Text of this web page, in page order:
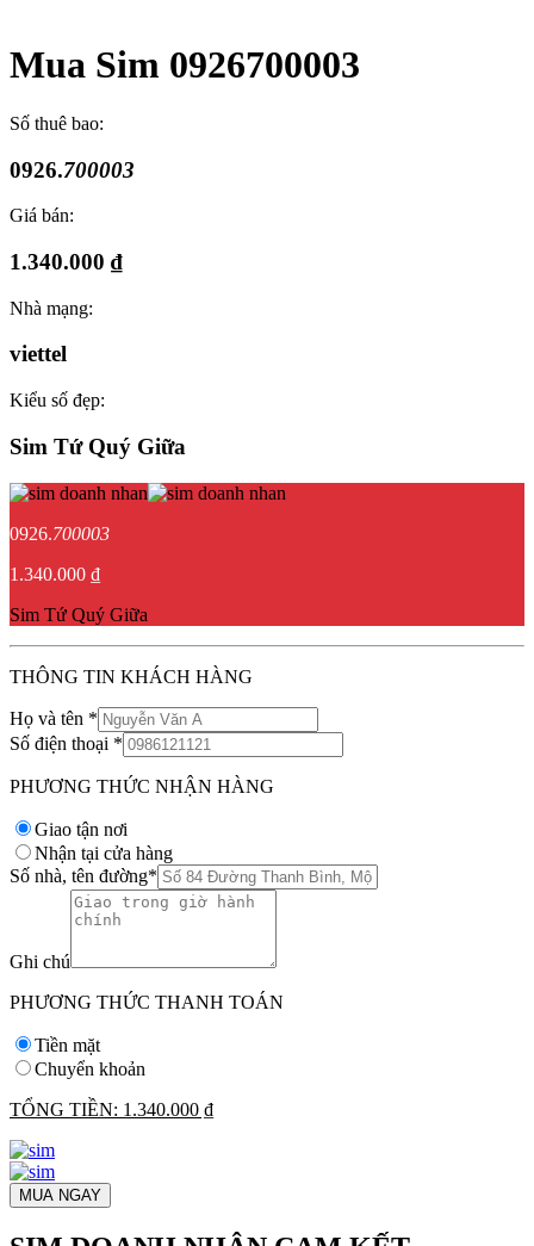
Mua Sim 0926700003
Số thuê bao:
0926.700003
Giá bán:
1.340.000 ₫
Nhà mạng:
viettel
Kiểu số đẹp:
Sim Tứ Quý Giữa
0926.700003
1.340.000 ₫
Sim Tứ Quý Giữa
THÔNG TIN KHÁCH HÀNG
Họ và tên *
Số điện thoại *
PHƯƠNG THỨC NHẬN HÀNG
Giao tận nơi
Nhận tại cửa hàng
Số nhà, tên đường*
Ghi chú
PHƯƠNG THỨC THANH TOÁN
Tiền mặt
Chuyển khoản
TỔNG TIỀN: 1.340.000 ₫
MUA NGAY